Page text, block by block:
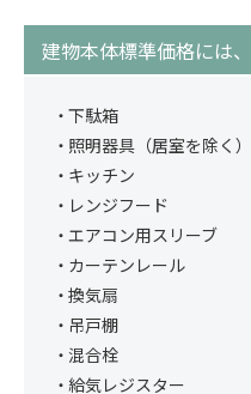
建物本体標準価格には、
下駄箱
照明器具（居室を除く）
キッチン
レンジフード
エアコン用スリーブ
カーテンレール
換気扇
吊戸棚
混合栓
給気レジスター